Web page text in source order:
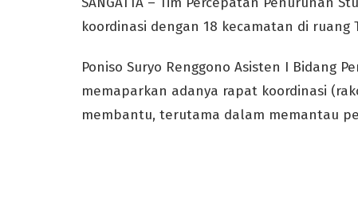
koordinasi dengan 18 kecamatan di ruang
Poniso Suryo Renggono Asisten I Bidang
memaparkan adanya rapat koordinasi
membantu, terutama dalam memantau